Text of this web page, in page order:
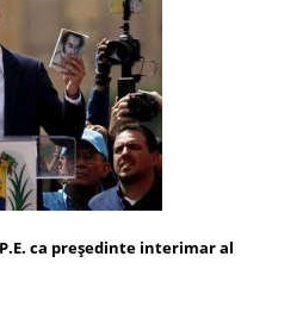
ca preşedinte interimar al